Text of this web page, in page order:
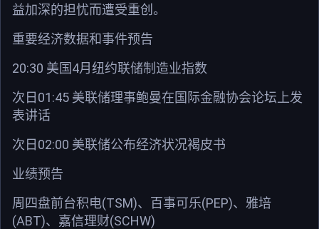
益加深的担忧而遭受重创。
重要经济数据和事件预告
20:30 美国4月纽约联储制造业指数
次日01:45 美联储理事鲍曼在国际金融协会论坛上发
表讲话
次日02:00 美联储公布经济状况褐皮书
业绩预告
周四盘前台积电(TSM)、百事可乐(PEP)、雅培
(ABT)、嘉信理财(SCHW)